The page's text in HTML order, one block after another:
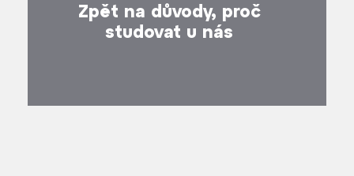
Zpět na důvody, proč
studovat u nás